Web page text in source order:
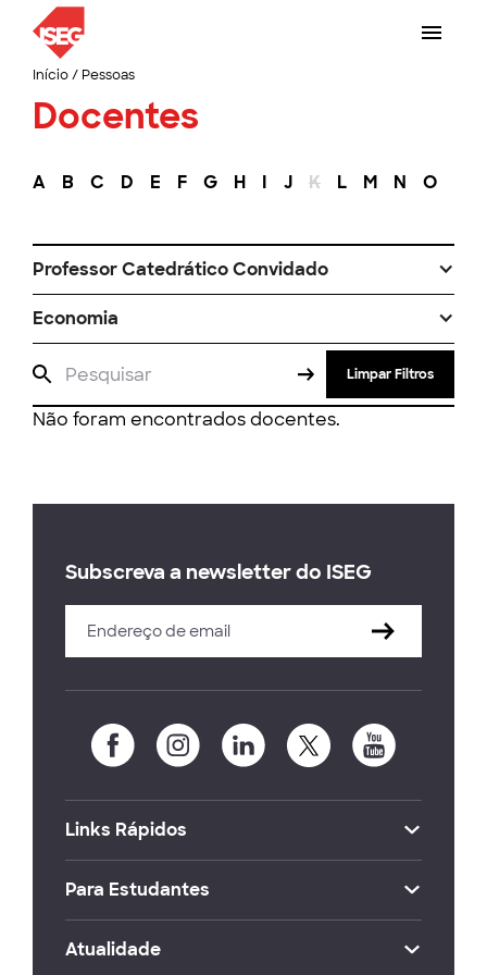
Início/ Pessoas
Docentes
A B C D E F G H I J K L M N O
Professor Catedrático Convidado
Economia
Limpar Filtros
Não foram encontrados docentes.
Subscreva a newsletter do ISEG
Links Rápidos
Para Estudantes
Atualidade